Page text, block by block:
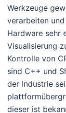
Werkzeuge
verarbeiten
Hardware sehr
Visualisierung
Kontrolle von
sind C++ und
der Industrie
dieser ist